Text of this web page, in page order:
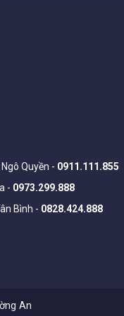
Quyền - 0911.111.855
- 0973.299.888
Bình - 0828.424.888
An